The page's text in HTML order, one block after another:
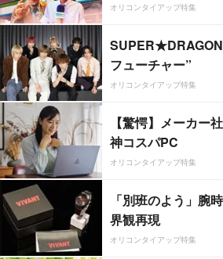
オリコンタイアップ特集
フューチャー”
オリコンタイアップ特集
【驚愕】メーカー
神コスパPC
オリコンタイアップ特集
「別班のよう」腕
界観再現
オリコンタイアップ特集